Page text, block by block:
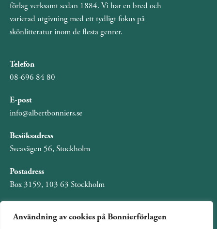
Användning av cookies på Bonnierförlagen
förlag verksamt sedan 1884. Vi har en bred och
varierad utgivning med ett tydligt fokus på
skönlitteratur inom de flesta genrer.
Telefon
08-696 84 80
E-post
info@albertbonniers.se
Besöksadress
Sveavägen 56, Stockholm
Postadress
Box 3159, 103 63 Stockholm